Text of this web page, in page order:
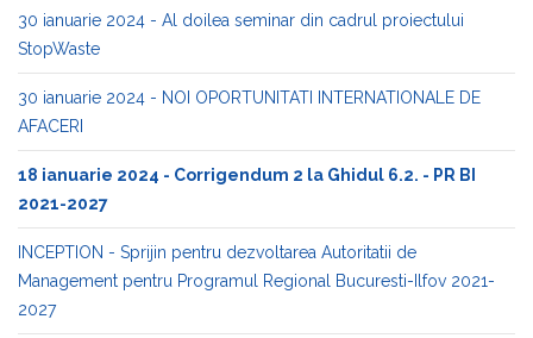
30 ianuarie 2024 - Al doilea seminar din cadrul proiectului
StopWaste
30 ianuarie 2024 - NOI OPORTUNITATI INTERNATIONALE DE
AFACERI
18 ianuarie 2024 - Corrigendum 2 la Ghidul 6.2. - PR BI
2021-2027
INCEPTION - Sprijin pentru dezvoltarea Autoritatii de
Management pentru Programul Regional Bucuresti-Ilfov 2021-
2027